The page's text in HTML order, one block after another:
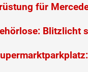
für
Blitzlicht